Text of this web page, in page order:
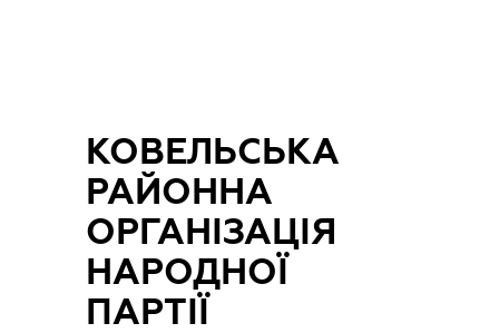
КОВЕЛЬСЬКА
РАЙОННА
ОРГАНІЗАЦІЯ
НАРОДНОЇ
ПАРТІЇ